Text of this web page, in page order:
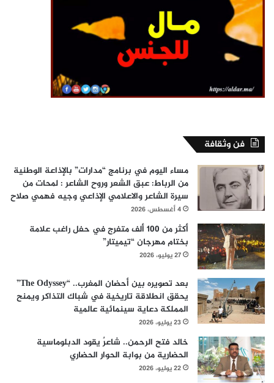
فن وثقافة
مساء اليوم في برنامج “مدارات” بالإذاعة الوطنية
من الرباط: عبق الشعر وروح الشاعر : لمحات من
سيرة الشاعر والاعلامي الإذاعي وجيه فهمي صلاح
4 أغسطس، 2026
أكثر من 100 ألف متفرج في حفل راغب علامة
بختام مهرجان “تيميتار”
27 يوليو، 2026
بعد تصويره بين أحضان المغرب.. “The Odyssey”
يحقق انطلاقة تاريخية في شباك التذاكر ويمنح
المملكة دعاية سينمائية عالمية
23 يوليو، 2026
خالد فتح الرحمن.. شاعرٌ يقود الدبلوماسية
الحضارية من بوابة الحوار الحضاري
22 يوليو، 2026